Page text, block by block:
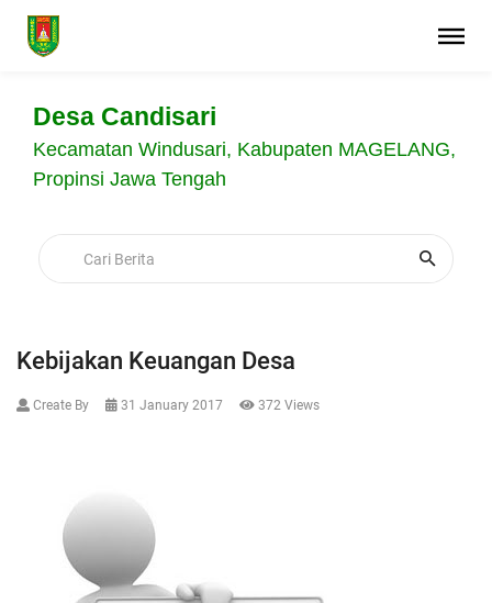
Desa Candisari
Kecamatan Windusari, Kabupaten MAGELANG,
Propinsi Jawa Tengah
Kebijakan Keuangan Desa
Create By 31 January 2017 372 Views